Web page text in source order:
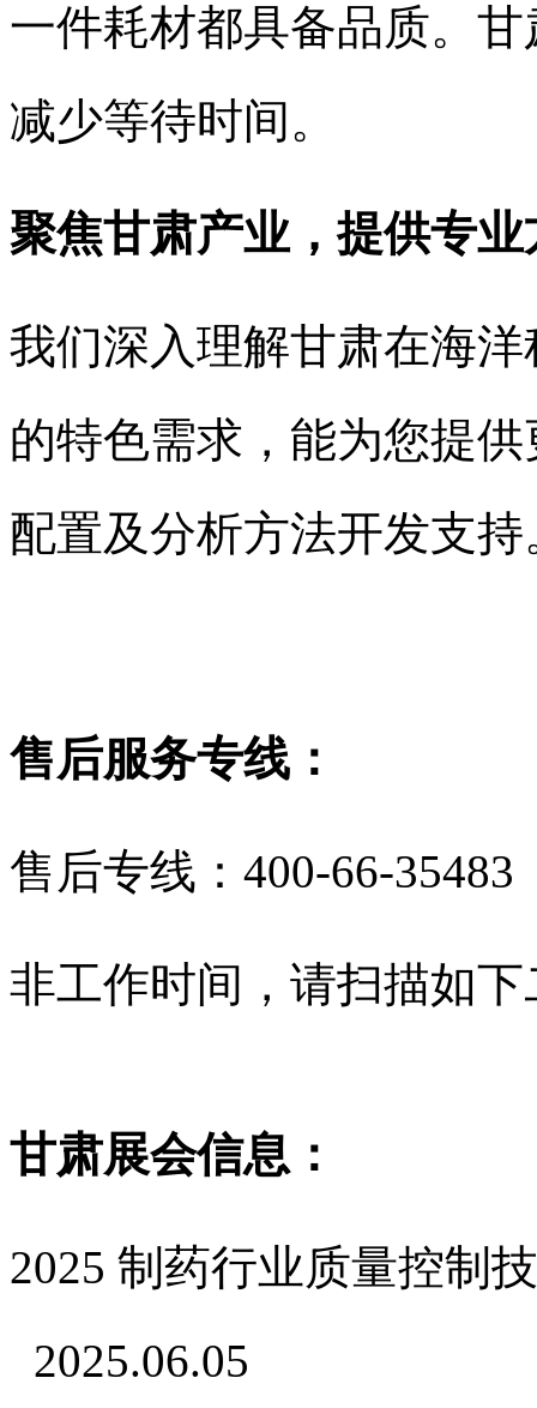
一件耗材都具备品质。
减少等待时间。
聚焦甘肃产业，提供专业
我们深入理解甘肃在海
的特色需求，能为您提
配置及分析方法开发支持
售后服务专线：
售后专线：400-66-
非工作时间，请扫描如
甘肃展会信息：
2025 制药行业质量控制
2025.06.05